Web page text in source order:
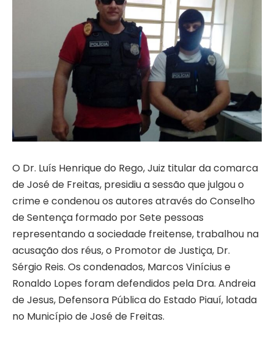
O Dr. Luís Henrique do Rego, Juiz titular da comarca
de José de Freitas, presidiu a sessão que julgou o
crime e condenou os autores através do Conselho
de Sentença formado por Sete pessoas
representando a sociedade freitense, trabalhou na
acusação dos réus, o Promotor de Justiça, Dr.
Sérgio Reis. Os condenados, Marcos Vinícius e
Ronaldo Lopes foram defendidos pela Dra. Andreia
de Jesus, Defensora Pública do Estado Piauí, lotada
no Município de José de Freitas.